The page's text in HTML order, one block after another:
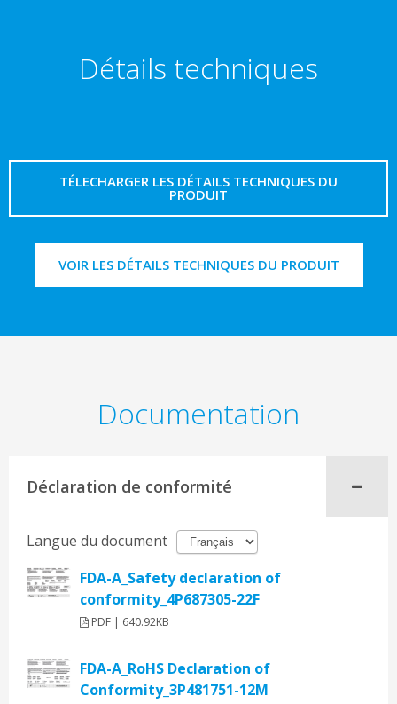
Détails techniques
TÉLECHARGER LES DÉTAILS TECHNIQUES DU
PRODUIT
VOIR LES DÉTAILS TECHNIQUES DU PRODUIT
Documentation
Déclaration de conformité
Langue du document
FDA-A_Safety declaration of
conformity_4P687305-22F
PDF | 640.92KB
FDA-A_RoHS Declaration of
Conformity_3P481751-12M